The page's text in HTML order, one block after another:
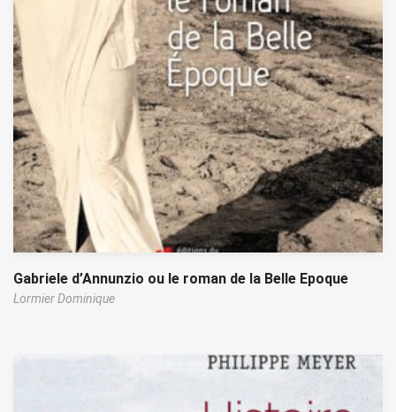
Gabriele d’Annunzio ou le roman de la Belle Epoque
Lormier Dominique